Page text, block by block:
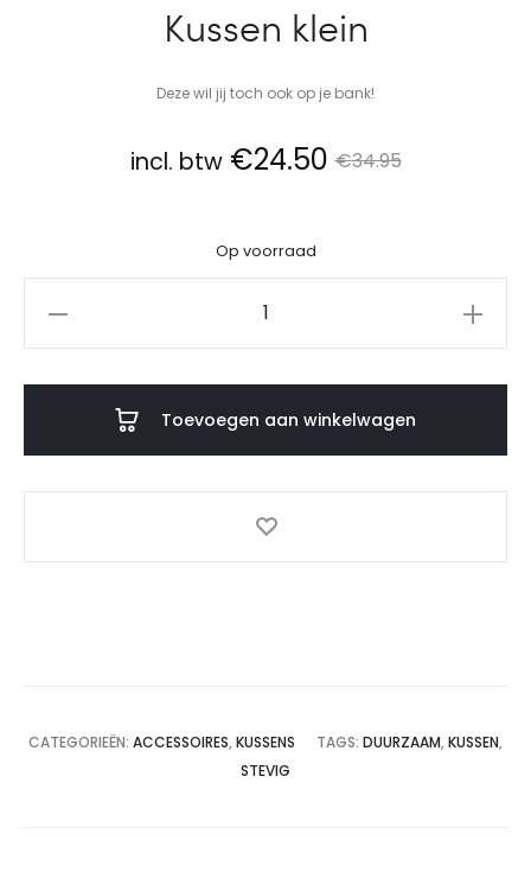
Kussen klein
Deze wil jij toch ook op je bank!
€34.95
Oorspronkelijke
was:
€34.95.
€24.50
Huidige
is:
incl. btw
Op voorraad
Toevoegen aan winkelwagen
CATEGORIEËN: ACCESSOIRES, KUSSENS TAGS: DUURZAAM, KUSSEN,
STEVIG